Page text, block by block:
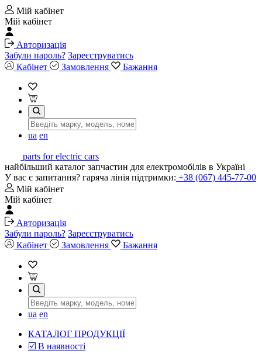
Мій кабінет
Мій кабінет
Авторизація
Забули пароль? Зареєструватись
Кабінет
Замовлення Бажання
ua en
parts for electric cars
найбільший каталог запчастин для електромобілів в Україні
У вас є запитання? гаряча лінія підтримки: +38 (067) 445-77-00
Мій кабінет
Мій кабінет
Авторизація
Забули пароль? Зареєструватись
Кабінет
Замовлення Бажання
ua en
КАТАЛОГ ПРОДУКЦІЇ
☑️ В наявності